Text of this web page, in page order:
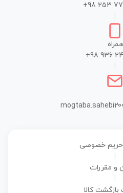
+98 253
+98 936
خصوصی
و مقررات
کالا